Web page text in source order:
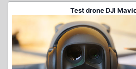
Test drone DJI